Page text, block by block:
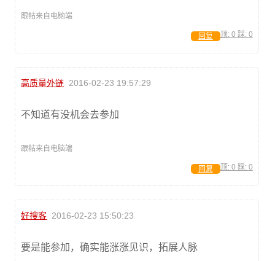
跟帖来自电脑端
顶: 0 踩: 0
回复
高质量外链 2016-02-23 19:57:29
不知道有没机会去参加
跟帖来自电脑端
顶: 0 踩: 0
回复
好搜客 2016-02-23 15:50:23
要是能参加，确实能涨涨见识，拓展人脉